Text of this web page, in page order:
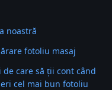
noastră
fotoliu masaj
de care să ții cont când
cel mai bun fotoliu